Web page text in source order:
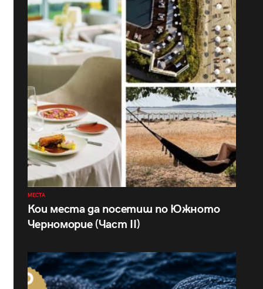
МЕСТА
Кои места да посетиш по Южното
Черноморие (Част II)